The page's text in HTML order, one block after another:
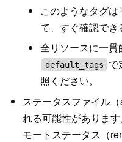
このようなタグ
て、すぐ確認でき
全リソースに一貫
default_tags で
照ください。
ステータスファイル
れる可能性がありま
モートステータス（